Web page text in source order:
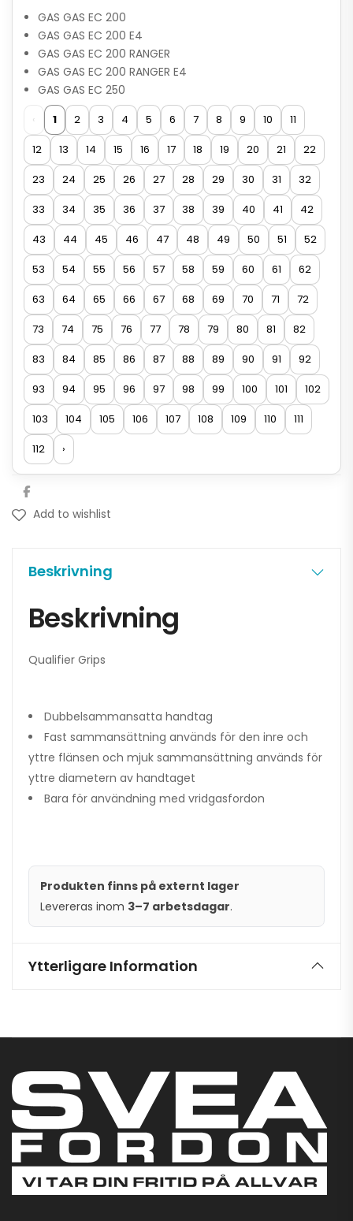
GAS GAS EC 200
GAS GAS EC 200 E4
GAS GAS EC 200 RANGER
GAS GAS EC 200 RANGER E4
GAS GAS EC 250
‹ 1 2 3 4 5 6 7 8 9 10
11
12
13 14 15 16 17 18 19 20 21
22
23
24 25 26 27 28 29 30 31
32
33
34 35 36 37 38 39 40 41
42
43
44 45 46 47 48 49 50 51
52
53
54 55 56 57 58 59 60 61
62
63
64 65 66 67 68 69 70 71
72
73
74 75 76 77 78 79 80 81
82
83
84 85 86 87 88 89 90 91
92
93
94 95 96 97 98 99 100 101
102
103
104 105 106 107 108 109 110
111
112
›
Add to wishlist
Beskrivning
Beskrivning
Qualifier Grips
Dubbelsammansatta handtag
Fast sammansättning används för den inre och
yttre flänsen och mjuk sammansättning används för
yttre diametern av handtaget
Bara för användning med vridgasfordon
Produkten finns på externt lager
Levereras inom 3–7 arbetsdagar.
Ytterligare Information